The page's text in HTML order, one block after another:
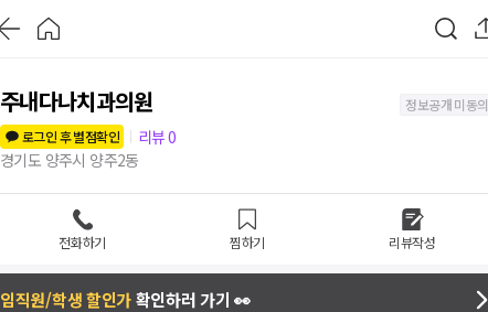
주내다나치과의원
정보공개 미동의
로그인 후 별점확인
리뷰0
경기도 양주시 양주2동
전화하기 찜하기 리뷰작성
임직원/학생 할인가확인하러 가기 👀